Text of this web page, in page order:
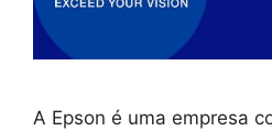
A Epson é uma empresa